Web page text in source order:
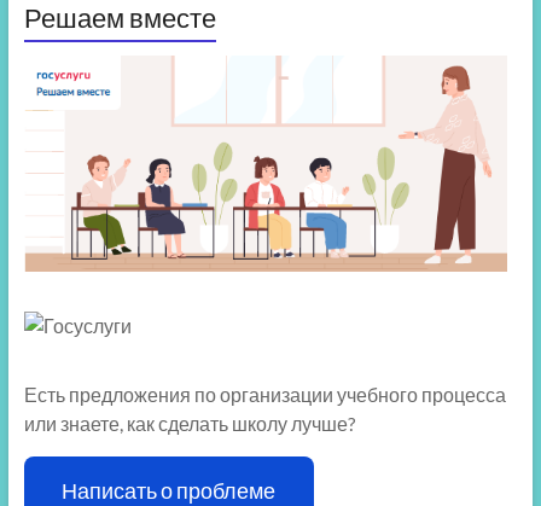
Решаем вместе
Есть предложения по организации учебного процесса
или знаете, как сделать школу лучше?
Написать о проблеме